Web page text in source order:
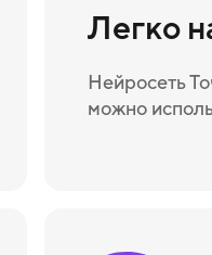
Легко
Нейросеть
можно